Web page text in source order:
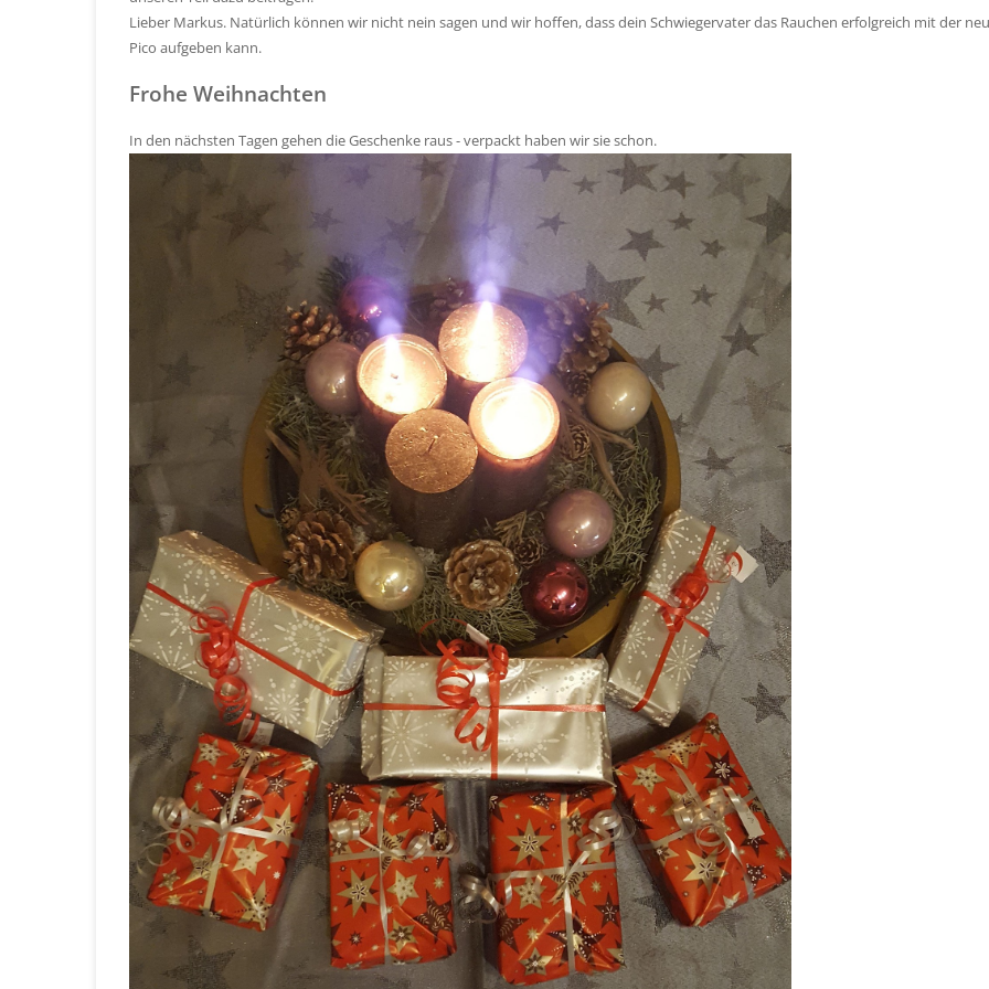
Lieber Markus. Natürlich können wir nicht nein sagen und wir hoffen, dass dein Schwiegervater das Rauchen erfolgreich mit der
Pico aufgeben kann.
Frohe Weihnachten
In den nächsten Tagen gehen die Geschenke raus - verpackt haben wir sie schon.